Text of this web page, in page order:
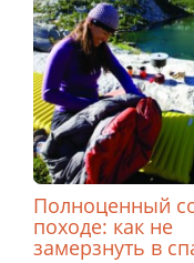
Полноценный
походе: как не
замерзнуть в